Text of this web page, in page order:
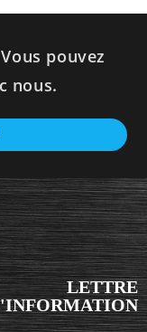
pouvez
nous.
LETTRE